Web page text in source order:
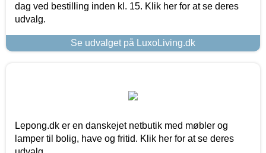
dag ved bestilling inden kl. 15. Klik her for at se deres
udvalg.
Se udvalget på LuxoLiving.dk
Lepong.dk er en danskejet netbutik med møbler og
lamper til bolig, have og fritid. Klik her for at se deres